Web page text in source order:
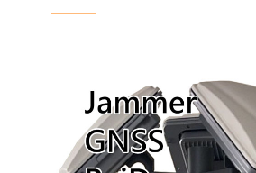
EXPORT ONLY